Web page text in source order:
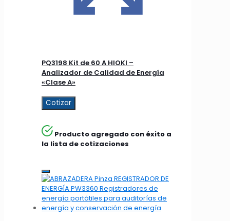
PQ3198 Kit de 60 A HIOKI –
Analizador de Calidad de Energía
«Clase A»
Cotizar
Producto agregado con éxito a
la lista de cotizaciones